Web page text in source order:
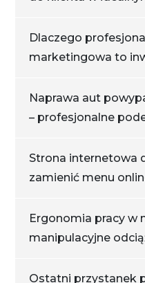
Dlaczego
marketingowa to
Naprawa aut
– profesjonalne
Strona internetowa
zamienić menu
Ergonomia pracy w
manipulacyjne
Ostatni przystanek